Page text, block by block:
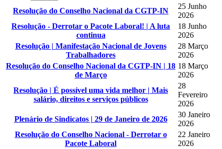
Resolução do Conselho Nacional da CGTP-IN
25 Junho
2026
Resolução - Derrotar o Pacote Laboral! | A luta
continua
18 Junho
2026
Resolução | Manifestação Nacional de Jovens
Trabalhadores
28 Março
2026
Resolução do Conselho Nacional da CGTP-IN | 18
de Março
18 Março
2026
Resolução | É possível uma vida melhor | Mais
salário, direitos e serviços públicos
28
Fevereiro
2026
Plenário de Sindicatos | 29 de Janeiro de 2026
30 Janeiro
2026
Resolução do Conselho Nacional - Derrotar o
Pacote Laboral
22 Janeiro
2026